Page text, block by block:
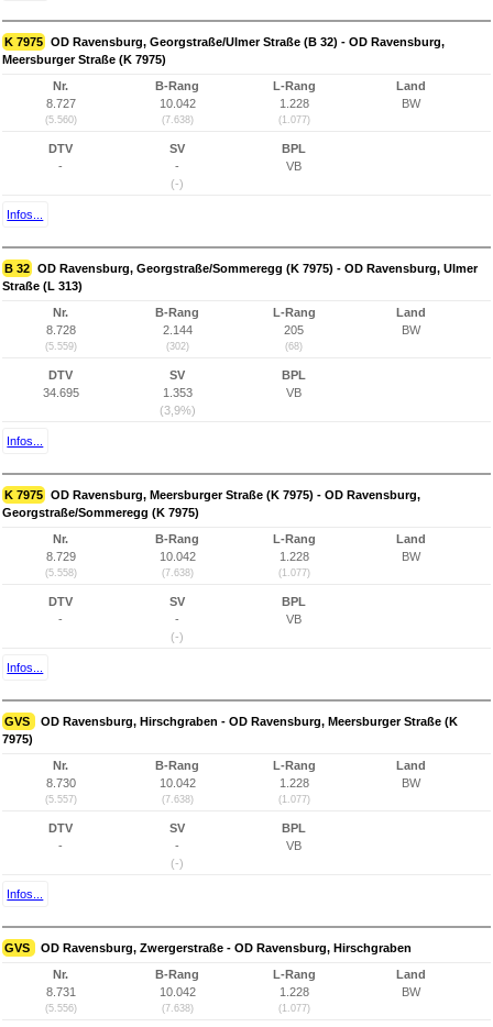
K 7975 OD Ravensburg, Georgstraße/Ulmer Straße (B 32) - OD Ravensburg,
Meersburger Straße (K 7975)
Nr.
8.727
(5.560)
B-Rang
10.042
(7.638)
L-Rang
1.228
(1.077)
Land
BW
DTV
-
SV
-
(-)
BPL
VB
Infos...
B 32 OD Ravensburg, Georgstraße/Sommeregg (K 7975) - OD Ravensburg, Ulmer
Straße (L 313)
Nr.
8.728
(5.559)
B-Rang
2.144
(302)
L-Rang
205
(68)
Land
BW
DTV
34.695
SV
1.353
(3,9%)
BPL
VB
Infos...
K 7975 OD Ravensburg, Meersburger Straße (K 7975) - OD Ravensburg,
Georgstraße/Sommeregg (K 7975)
Nr.
8.729
(5.558)
B-Rang
10.042
(7.638)
L-Rang
1.228
(1.077)
Land
BW
DTV
-
SV
-
(-)
BPL
VB
Infos...
GVS
OD Ravensburg, Hirschgraben - OD Ravensburg, Meersburger Straße (K
7975)
Nr.
8.730
(5.557)
B-Rang
10.042
(7.638)
L-Rang
1.228
(1.077)
Land
BW
DTV
-
SV
-
(-)
BPL
VB
Infos...
GVS OD Ravensburg, Zwergerstraße - OD Ravensburg, Hirschgraben
Nr.
8.731
(5.556)
B-Rang
10.042
(7.638)
L-Rang
1.228
(1.077)
Land
BW